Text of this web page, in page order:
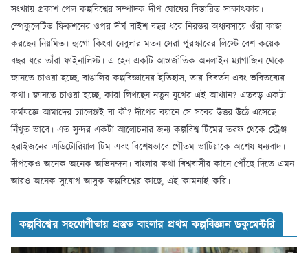
সংখ্যায় প্রকাশ পেল কল্পবিশ্বের সম্পাদক দীপ ঘোষের বিস্তারিত সাক্ষাৎকার।
স্পেকুলেটিভ ফিকশনের ওপর দীর্ঘ বাইশ বছর ধরে নিরন্তর অধ্যবসায়ে ওঁরা কাজ
করছেন নিয়মিত। হ্যুগো কিংবা নেবুলার মতন সেরা পুরস্কারের লিস্টে বেশ কয়েক
বছর ধরে তাঁরা ফাইনালিস্ট। এ হেন একটি আন্তর্জাতিক অনলাইন ম্যাগাজিন থেকে
জানতে চাওয়া হচ্ছে, বাঙালির কল্পবিজ্ঞানের ইতিহাস, তার বিবর্তন এবং ভবিতব্যের
কথা। জানতে চাওয়া হচ্ছে, কারা লিখছেন নতুন যুগের এই আখ্যান? এতবড় একটা
কর্মযজ্ঞে আমাদের চ্যালেঞ্জই বা কী? দীপের বয়ানে সে সবের উত্তর উঠে এসেছে
নিঁখুত ভাবে। এত সুন্দর একটা আলোচনার জন্য কল্পবিশ্ব টিমের তরফ থেকে স্ট্রেঞ্জ
হরাইজনের এডিটোরিয়াল টিম এবং বিশেষভাবে গৌতম ভাটিয়াকে অশেষ ধন্যবাদ।
দীপকেও অনেক অনেক অভিনন্দন। বাংলার কথা বিশ্ববাসীর কানে পৌঁছে দিতে এমন
আরও অনেক সুযোগ আসুক কল্পবিশ্বের কাছে, এই কামনাই করি।
কল্পবিশ্বের সহযোগীতায় প্রস্তুত বাংলার প্রথম কল্পবিজ্ঞান ডকুমেন্টরি